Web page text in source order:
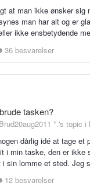
at man ikke ønsker sig
man har alt og er
ikke ensbetydende
36 besvarelser
tasken?
*.'s topic i
dårlig idé at tage et
i min taske, den er ikke
sin lomme et sted. Jeg
12 besvarelser